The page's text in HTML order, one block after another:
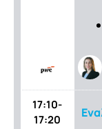
17:10-
17:20